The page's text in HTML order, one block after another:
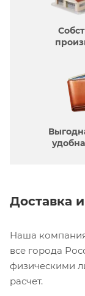
Доставка
Наша компания
все города
физическими
расчет.